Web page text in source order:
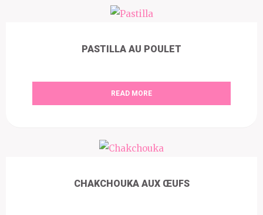
PASTILLA AU POULET
READ MORE
CHAKCHOUKA AUX ŒUFS